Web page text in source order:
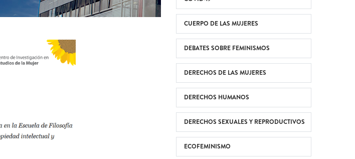
CUERPO DE LAS MUJERES
DEBATES SOBRE FEMINISMOS
DERECHOS DE LAS MUJERES
DERECHOS HUMANOS
DERECHOS SEXUALES Y REPRODUCTIVOS
ECOFEMINISMO